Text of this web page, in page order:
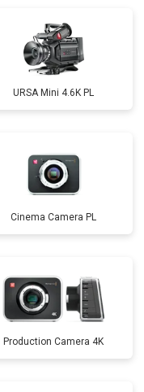
URSA Mini 4.6K PL
Cinema Camera PL
Production Camera 4K